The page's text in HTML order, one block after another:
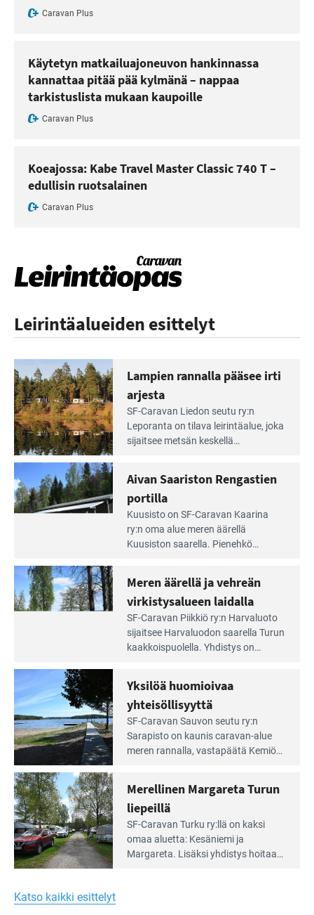
Caravan Plus
Käytetyn matkailuajoneuvon hankinnassa
kannattaa pitää pää kylmänä – nappaa
tarkistuslista mukaan kaupoille
Caravan Plus
Koeajossa: Kabe Travel Master Classic 740 T –
edullisin ruotsalainen
Caravan Plus
Leirintäalueiden esittelyt
Lue
Leirintäoppaan
artikkeli:
Lampien
rannalla
pääsee
irti
arjesta
Lampien rannalla pääsee irti
arjesta
SF-Caravan Liedon seutu ry:n
Leporanta on tilava leirintäalue, joka
sijaitsee metsän kes­kellä
tarjoaa ympäris­töineen kauniit
maisemat ja loistavat virkistäytymis­
mahdollisuudet.
Lue
Saariston
Rengastien
portilla
Aivan Saariston Rengastien
portilla
Kuusisto on SF-Caravan Kaarina
ry:n oma alue meren äärellä
Kuusiston saarella. Pie­nehkö
äärellä
ja
vehreän
virkistysalueen
laidalla
Meren äärellä ja vehreän
virkistysalueen laidalla
SF-Caravan Piikkiö ry:n Harvaluoto
sijait­see Harvaluodon saarella Turun
kaakkois­puolella. Yhdistys on
virkistysalueesta.
Lue
Leirintäoppaan
artikkeli:
Yksilöä
huomioivaa
yhteisöllisyyttä
Yksilöä huomioivaa
yhteisöllisyyttä
SF-Caravan Sauvon seutu ry:n
Sarapisto on kaunis caravan-alue
meren rannalla, vasta­päätä Kemiön
kymmenen paikkaa ilman sähköä.
Lue
Leirintäoppaan
artikkeli:
Merellinen
Turun
liepeillä
Merellinen Margareta Turun
liepeillä
SF-Caravan Turku ry:llä on kaksi
omaa aluet­ta: Kesäniemi ja
Margareta. Lisäksi yhdis­tys hoitaa
Katso kaikki esittelyt